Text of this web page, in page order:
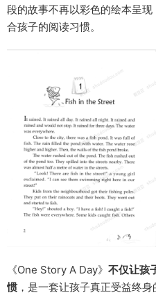
段的故事不再以彩色的绘本呈
合孩子的阅读习惯。
《One Story A Day》 不仅让孩
惯 ，是一套让孩子真正受益终身